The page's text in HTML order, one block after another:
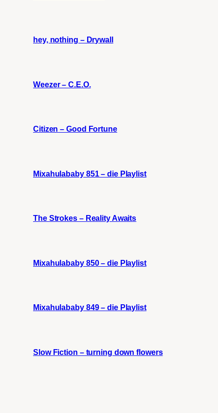
hey, nothing – Drywall
Weezer – C.E.O.
Citizen – Good Fortune
Mixahulababy 851 – die Playlist
The Strokes – Reality Awaits
Mixahulababy 850 – die Playlist
Mixahulababy 849 – die Playlist
Slow Fiction – turning down flowers